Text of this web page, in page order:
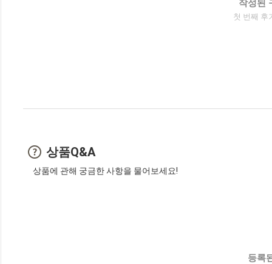
작성된
첫 번째 후
상품Q&A
상품에 관해 궁금한 사항을 물어보세요!
등록